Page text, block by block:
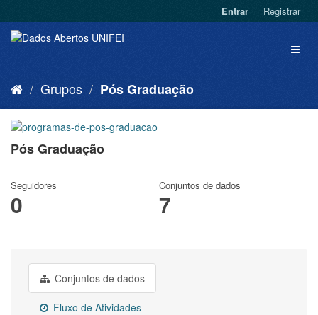
Entrar Registrar
Grupos Pós Graduação
Pós Graduação
Seguidores
0
Conjuntos de dados
7
Conjuntos de dados
Fluxo de Atividades